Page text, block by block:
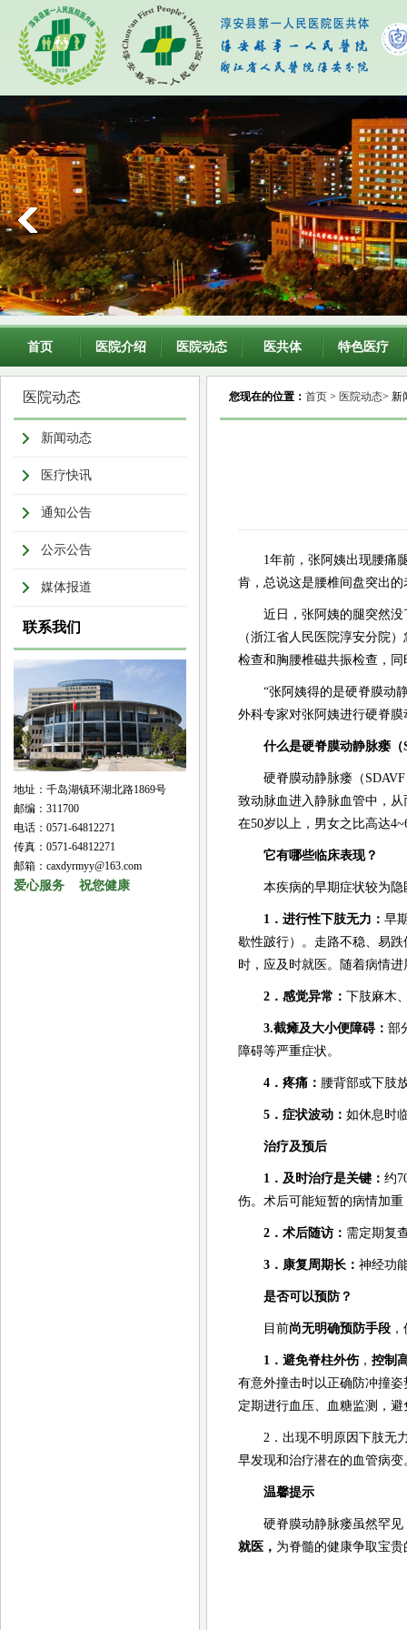
首页 医院介绍 医院动态 医共体 特色医疗
医院动态
新闻动态
医疗快讯
通知公告
公示公告
媒体报道
联系我们
地址：千岛湖镇环湖北路1869号
邮编：311700
电话：0571-64812271
传真：0571-64812271
邮箱：caxdyrmyy@163.com
爱心服务 祝您健康
您现在的位置： 首页 > 医院动态> 新
1年前，张阿姨出现腰痛
肯，总说这是腰椎间盘突出
近日，张阿姨的腿突然
（浙江省人民医院淳安分院
检查和胸腰椎磁共振检查，
“张阿姨得的是硬脊膜动
外科专家对张阿姨进行硬脊
什么是硬脊膜动静脉瘘（
硬脊膜动静脉瘘（
致动脉血进入静脉血管中，
在50岁以上，男女之比高达
它有哪些临床表现？
本疾病的早期症状较为
1．进行性下肢无力： 早
歇性跛行）。走路不稳、易
时，应及时就医。随着病情
2．感觉异常： 下肢麻木
3.截瘫及大小便障碍： 部
障碍等严重症状。
4．疼痛： 腰背部或下肢
5．症状波动： 如休息时
治疗及预后
1．及时治疗是关键： 约
伤。术后可能短暂的病情加
2．术后随访： 需定期复
3．康复周期长： 神经功
是否可以预防？
目前尚无明确预防手段
1．避免脊柱外伤， 控制
有意外撞击时以正确防冲撞
定期进行血压、血糖监测，
2．出现不明原因下肢无
早发现和治疗潜在的血管病变
温馨提示
硬脊膜动静脉瘘虽然罕
就医， 为脊髓的健康争取宝